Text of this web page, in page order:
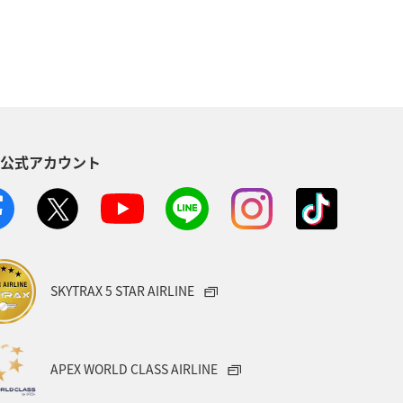
式アカウント
SKYTRAX 5 STAR AIRLINE
APEX WORLD CLASS AIRLINE